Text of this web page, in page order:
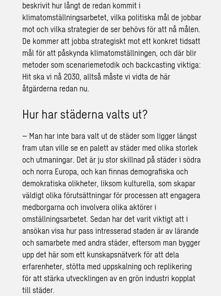
beskrivit hur långt de redan kommit i
klimatomställningsarbetet, vilka politiska mål de jobbar
mot och vilka strategier de ser behövs för att nå målen.
De kommer att jobba strategiskt mot ett konkret tidsatt
mål för att påskynda klimatomställningen, och där blir
metoder som scenariemetodik och backcasting viktiga:
Hit ska vi nå 2030, alltså måste vi vidta de här
åtgärderna redan nu.
Hur har städerna valts ut?
– Man har inte bara valt ut de städer som ligger längst
fram utan ville se en palett av städer med olika storlek
och utmaningar. Det är ju stor skillnad på städer i södra
och norra Europa, och kan finnas demografiska och
demokratiska olikheter, liksom kulturella, som skapar
väldigt olika förutsättningar för processen att engagera
medborgarna och involvera olika aktörer i
omställningsarbetet. Sedan har det varit viktigt att i
ansökan visa hur pass intresserad staden är av lärande
och samarbete med andra städer, eftersom man bygger
upp det här som ett kunskapsnätverk för att dela
erfarenheter, stötta med uppskalning och replikering
för att stärka utvecklingen av en grön industri kopplat
till städer.